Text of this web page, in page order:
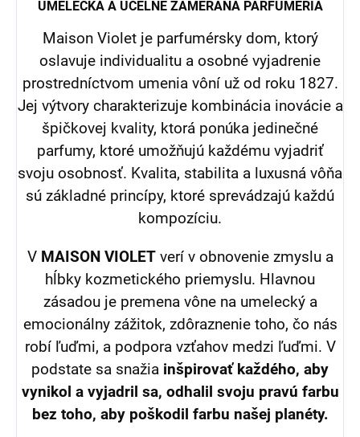
UMELECKÁ A ÚČELNE ZAMERANÁ PARFUMÉRIA
Maison Violet je parfumérsky dom, ktorý
oslavuje individualitu a osobné vyjadrenie
prostredníctvom umenia vôní už od roku 1827.
Jej výtvory charakterizuje kombinácia inovácie a
špičkovej kvality, ktorá ponúka jedinečné
parfumy, ktoré umožňujú každému vyjadriť
svoju osobnosť. Kvalita, stabilita a luxusná vôňa
sú základné princípy, ktoré sprevádzajú každú
kompozíciu.
V MAISON VIOLETverí v obnovenie zmyslu a
hĺbky kozmetického priemyslu. Hlavnou
zásadou je premena vône na umelecký a
emocionálny zážitok, zdôraznenie toho, čo nás
robí ľuďmi, a podpora vzťahov medzi ľuďmi. V
podstate sa snažia inšpirovať každého, aby
vynikol a vyjadril sa, odhalil svoju pravú farbu
bez toho, aby poškodil farbu našej planéty.